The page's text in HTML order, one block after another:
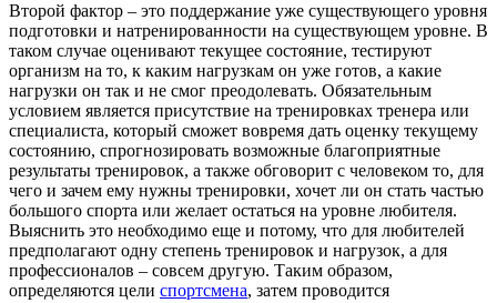
Второй фактор – это поддержание уже существующего уровня
подготовки и натренированности на существующем уровне. В
таком случае оценивают текущее состояние, тестируют
организм на то, к каким нагрузкам он уже готов, а какие
нагрузки он так и не смог преодолевать. Обязательным
условием является присутствие на тренировках тренера или
специалиста, который сможет вовремя дать оценку текущему
состоянию, спрогнозировать возможные благоприятные
результаты тренировок, а также обговорит с человеком то, для
чего и зачем ему нужны тренировки, хочет ли он стать частью
большого спорта или желает остаться на уровне любителя.
Выяснить это необходимо еще и потому, что для любителей
предполагают одну степень тренировок и нагрузок, а для
профессионалов – совсем другую. Таким образом,
определяются цели спортсмена, затем проводится